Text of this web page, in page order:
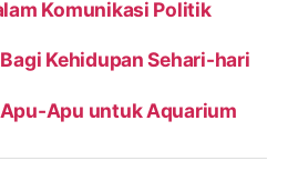
Komunikasi Politik
Kehidupan Sehari-hari
Apu untuk Aquarium